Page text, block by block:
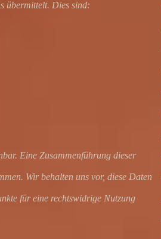
übermittelt. Dies sind:
Eine Zusammenführung dieser
Wir behalten uns vor, diese Daten
für eine rechtswidrige Nutzung